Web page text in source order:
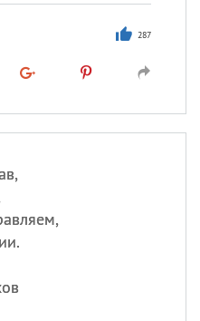
287